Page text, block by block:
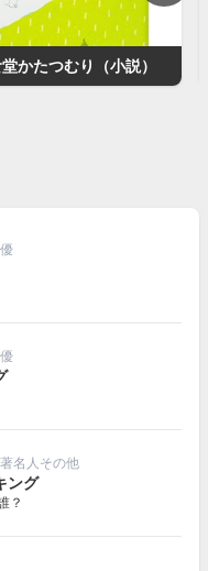
かたつむり（小説）
名人その他
ング
？